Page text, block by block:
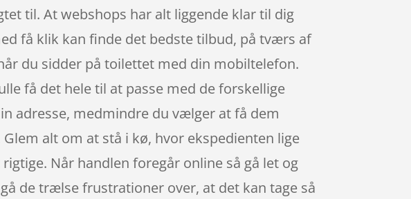
til. At webshops har alt liggende klar til dig
få klik kan finde det bedste tilbud, på tværs af
du sidder på toilettet med din mobiltelefon.
få det hele til at passe med de forskellige
adresse, medmindre du vælger at få dem
alt om at stå i kø, hvor ekspedienten lige
Når handlen foregår online så gå let og
de trælse frustrationer over, at det kan tage så